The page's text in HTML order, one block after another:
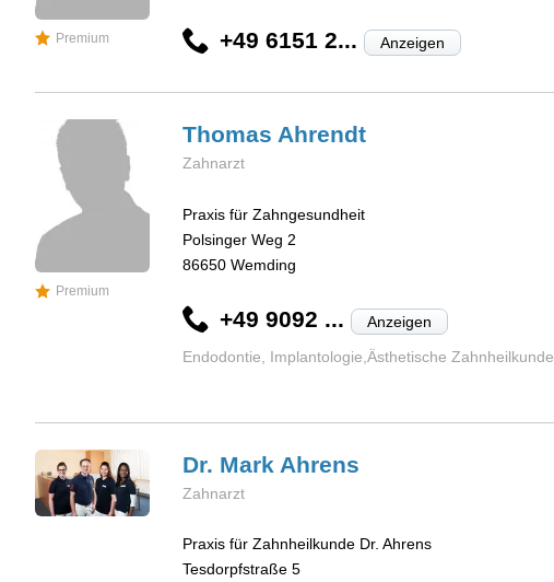
Premium +49 6151 2... Anzeigen
Premium
Thomas Ahrendt
Zahnarzt
Praxis für Zahngesundheit
Polsinger Weg 2
86650 Wemding
+49 9092 ... Anzeigen
Endodontie, Implantologie,Ästhetische Zahnheilkunde
Dr. Mark Ahrens
Zahnarzt
Praxis für Zahnheilkunde Dr. Ahrens
Tesdorpfstraße 5